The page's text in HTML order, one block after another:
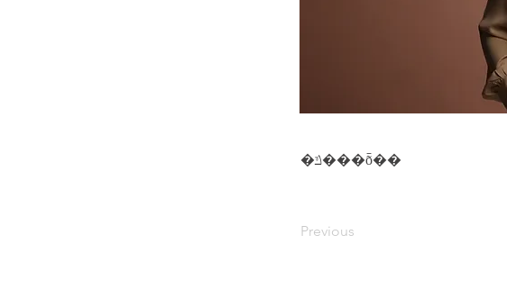
�ݿ���ȭ��
Previous